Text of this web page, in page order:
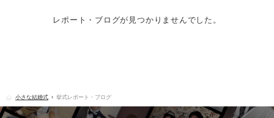
レポート・ブログが見つかりませんでした。
小さな結婚式 挙式レポート・ブログ